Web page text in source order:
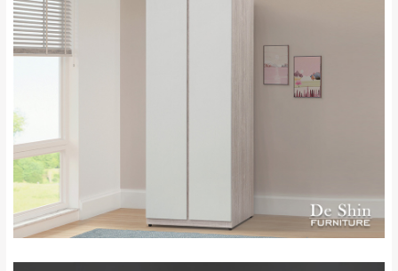
來、平溪、九份、
石門、林口 下福
深坑山區
$ 9,000以上：免
配送範圍：
苗栗至基隆；其它地區暫不開放，如因特殊
地型限制(山區、鄉、鎮、村)、樓梯太小、無
服務，若需以吊車或其他的吊掛方式吊運，
費用將由買方自行支付。
因大型傢俱有組裝、配送的問題，並非一般
快速到貨商品，無法指定特定時間送達，司